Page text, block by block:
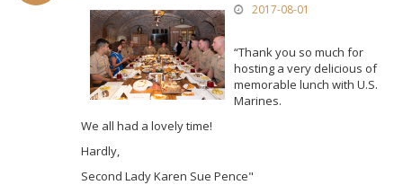
2017-08-01
“Thank you so much for
hosting a very delicious of
memorable lunch with U.S.
Marines.
We all had a lovely time!
Hardly,
Second Lady Karen Sue Pence"